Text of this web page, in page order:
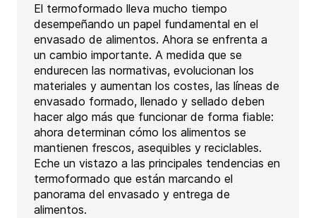
El termoformado lleva mucho tiempo
desempeñando un papel fundamental en el
envasado de alimentos. Ahora se enfrenta a
un cambio importante. A medida que se
endurecen las normativas, evolucionan los
materiales y aumentan los costes, las líneas de
envasado formado, llenado y sellado deben
hacer algo más que funcionar de forma fiable:
ahora determinan cómo los alimentos se
mantienen frescos, asequibles y reciclables.
Eche un vistazo a las principales tendencias en
termoformado que están marcando el
panorama del envasado y entrega de
alimentos.